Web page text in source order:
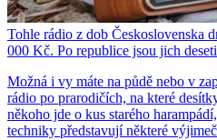
Tohle rádio z dob Československa
000 Kč. Po republice jsou jich
Možná i vy máte na půdě nebo v
rádio po prarodičích, na které
někoho jde o kus starého
techniky představují některé